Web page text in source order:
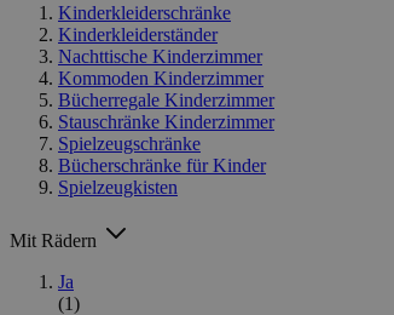
Kinderkleiderschränke
Kinderkleiderständer
Nachttische Kinderzimmer
Kommoden Kinderzimmer
Bücherregale Kinderzimmer
Stauschränke Kinderzimmer
Spielzeugschränke
Bücherschränke für Kinder
Spielzeugkisten
Mit Rädern
Ja
(1)